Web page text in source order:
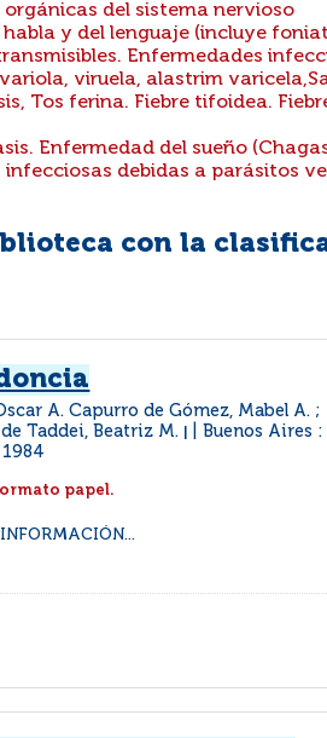
orgánicas del sistema nervioso
y del lenguaje (incluye
Enfermedades
viruela, alastrim
Tos ferina. Fiebre tifoidea.
Enfermedad del sueño
infecciosas debidas a parásitos
con la
A. Capurro de Gómez, Mabel A. ;
Taddei, Beatriz M.
Buenos Aires :
1984
papel.